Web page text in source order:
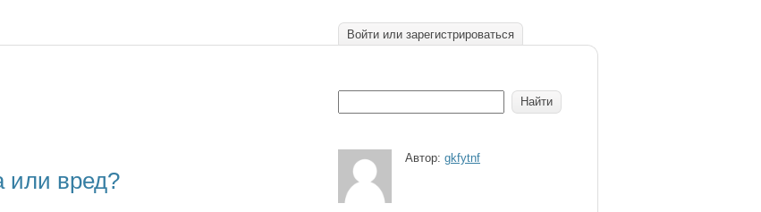
Войти или зарегистрироваться
или вред?
Автор: gkfytnf